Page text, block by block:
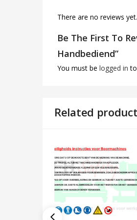
There are no reviews yet.
Be The First To
Handbediend”
You must be logged in
Related